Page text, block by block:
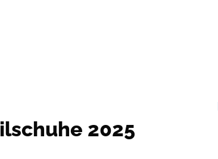
2025